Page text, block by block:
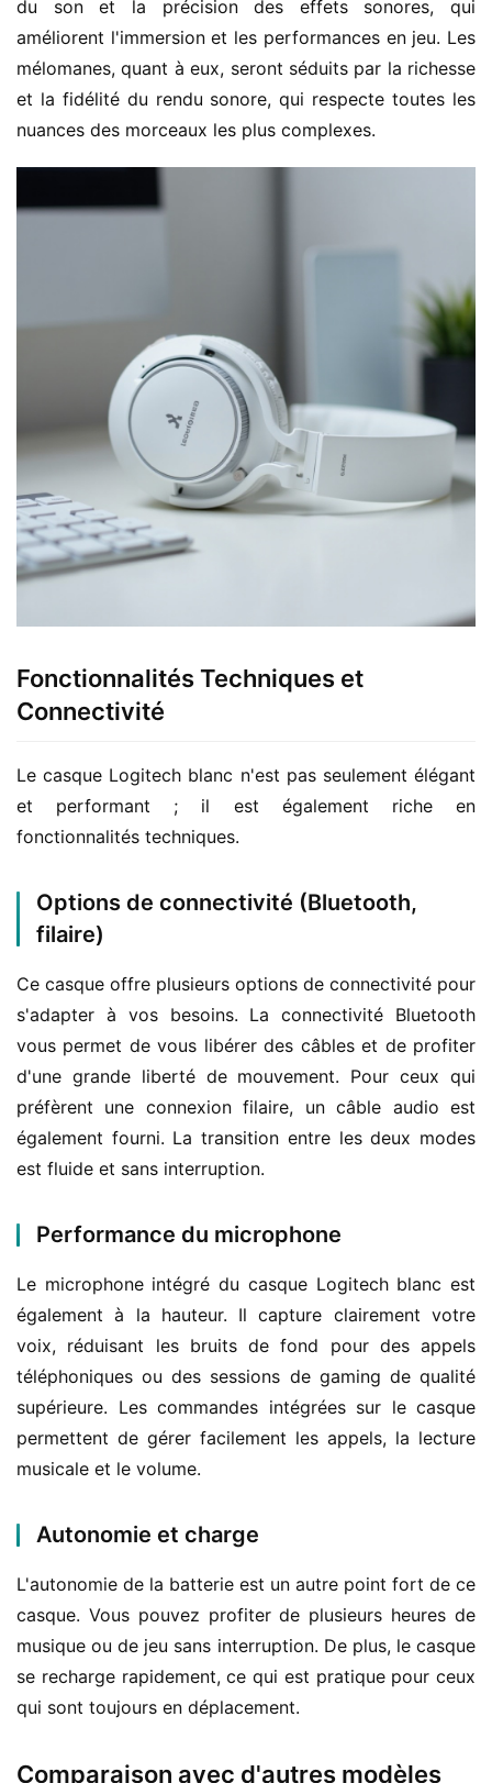
du son et la précision des effets sonores, qui
améliorent l'immersion et les performances en jeu. Les
mélomanes, quant à eux, seront séduits par la richesse
et la fidélité du rendu sonore, qui respecte toutes les
nuances des morceaux les plus complexes.
Fonctionnalités Techniques et
Connectivité
Le casque Logitech blanc n'est pas seulement élégant
et performant ; il est également riche en
fonctionnalités techniques.
Options de connectivité (Bluetooth,
filaire)
Ce casque offre plusieurs options de connectivité pour
s'adapter à vos besoins. La connectivité Bluetooth
vous permet de vous libérer des câbles et de profiter
d'une grande liberté de mouvement. Pour ceux qui
préfèrent une connexion filaire, un câble audio est
également fourni. La transition entre les deux modes
est fluide et sans interruption.
Performance du microphone
Le microphone intégré du casque Logitech blanc est
également à la hauteur. Il capture clairement votre
voix, réduisant les bruits de fond pour des appels
téléphoniques ou des sessions de gaming de qualité
supérieure. Les commandes intégrées sur le casque
permettent de gérer facilement les appels, la lecture
musicale et le volume.
Autonomie et charge
L'autonomie de la batterie est un autre point fort de ce
casque. Vous pouvez profiter de plusieurs heures de
musique ou de jeu sans interruption. De plus, le casque
se recharge rapidement, ce qui est pratique pour ceux
qui sont toujours en déplacement.
Comparaison avec d'autres modèles